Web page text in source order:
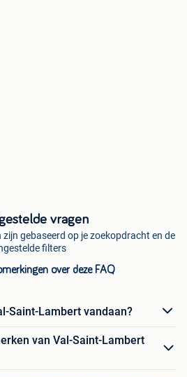
vragen
gebaseerd op je zoekopdracht en de
filters
over deze FAQ
Saint-Lambert vandaan?
van Val-Saint-Lambert